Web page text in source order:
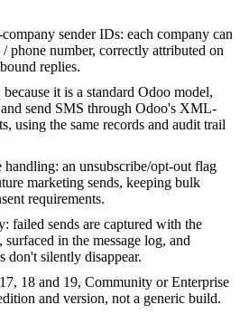
sender IDs: each company can
phone number, correctly attributed on
replies.
it is a standard Odoo model,
and send SMS through Odoo's XML-
using the same records and audit trail
an unsubscribe/opt-out flag
marketing sends, keeping bulk
requirements.
failed sends are captured with the
in the message log, and
don't silently disappear.
18 and 19, Community or Enterprise
and version, not a generic build.